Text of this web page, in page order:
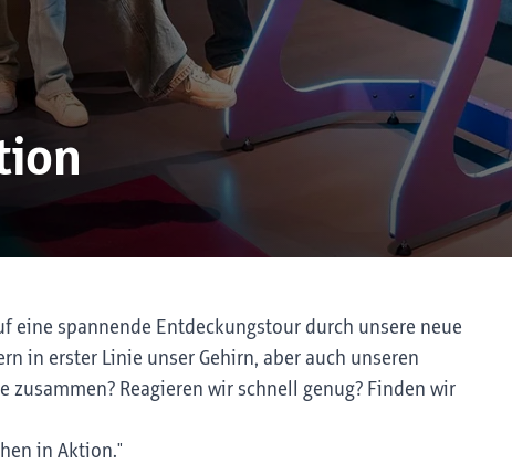
eine spannende Entdeckungstour durch unsere neue
in erster Linie unser Gehirn, aber auch unseren
Reagieren wir schnell genug? Finden wir
in Aktion."